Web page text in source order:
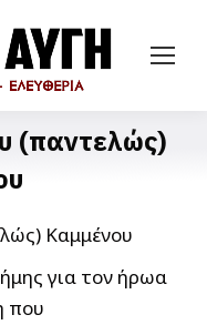
(παντελώς)
για τον ήρωα
που